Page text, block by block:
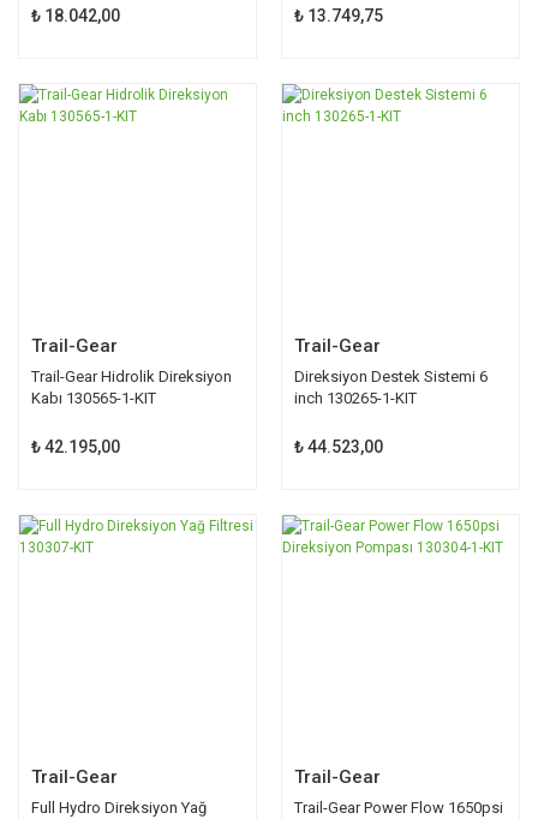
₺ 18.042,00 ₺ 13.749,75
Trail-Gear
Trail-Gear Hidrolik Direksiyon
Kabı 130565-1-KIT
₺ 42.195,00
Trail-Gear
Direksiyon Destek Sistemi 6
inch 130265-1-KIT
₺ 44.523,00
Trail-Gear
Full Hydro Direksiyon Yağ
Trail-Gear
Trail-Gear Power Flow 1650psi